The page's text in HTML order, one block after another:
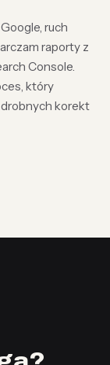
ruch
raporty z
Console.
który
drobnych korekt